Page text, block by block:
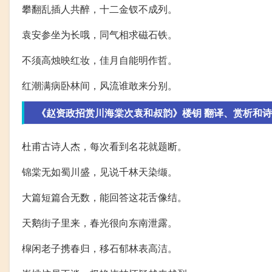
攀翻乱插人共醉，十二金钗不成列。
袁安参坐为长哦，同气相求磁石铁。
不须高烛映红妆，佳月自能明作哲。
红潮满病卧林间，风流谁敢来分别。
《赵资政招赏川海棠次袁和叔韵》楼钥 翻译、赏析和
杜甫古诗人杰，每次看到名花就题断。
锦棠无如蜀川盛，见说千林天染缬。
大篇短篇合无数，能回答这花舌像结。
天鹅街子里来，春光很向东南泄露。
槹闲老子携春归，移石郁林表高洁。